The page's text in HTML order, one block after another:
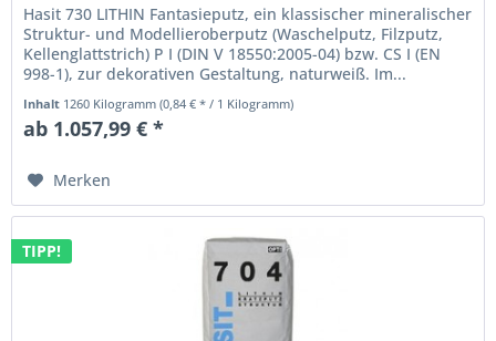
Hasit 730 LITHIN Fantasieputz, ein klassischer mineralischer
Struktur- und Modellieroberputz (Waschelputz, Filzputz,
Kellenglattstrich) P I (DIN V 18550:2005-04) bzw. CS I (EN
998-1), zur dekorativen Gestaltung, naturweiß. Im...
Inhalt 1260 Kilogramm(0,84 € * / 1 Kilogramm)
ab 1.057,99 € *
Merken
TIPP!